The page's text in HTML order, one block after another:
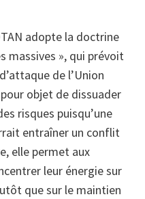
adopte la doctrine
massives », qui prévoit
de l’Union
objet de dissuader
risques puisqu’une
entraîner un conflit
elle permet aux
leur énergie sur
que sur le maintien